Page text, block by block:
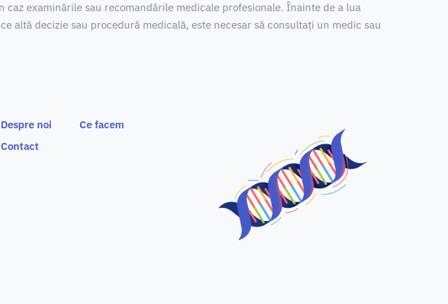
examinările sau recomandările medicale profesionale. Înainte de a lua
altă decizie sau procedură medicală, este necesar să consultați un medic sau
Despre noi
Ce facem
Contact